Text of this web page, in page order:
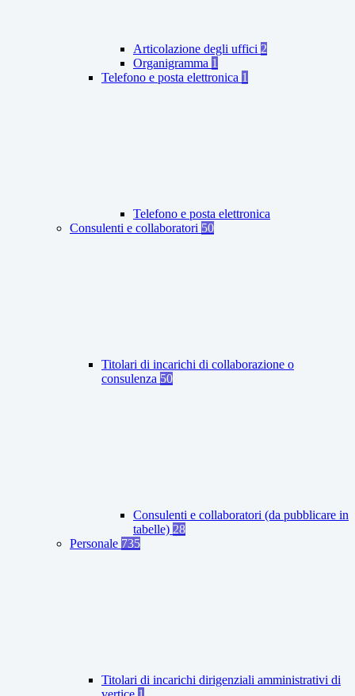
Articolazione degli uffici 2
Organigramma 1
Telefono e posta elettronica 1
Telefono e posta elettronica
Consulenti e collaboratori 50
Titolari di incarichi di collaborazione o
consulenza 50
Consulenti e collaboratori (da pubblicare in
tabelle) 28
Personale 735
Titolari di incarichi dirigenziali amministrativi di